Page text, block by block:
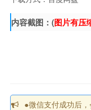
内容截图：(图片有压
●微信支付成功后